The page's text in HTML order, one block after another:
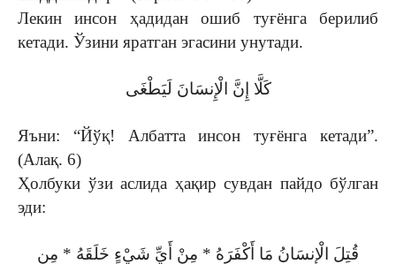
Лекин инсон ҳадидан ошиб туғёнга берилиб
кетади. Ўзини яратган эгасини унутади.
كَلَّا إِنَّ الْإِنسَانَ لَيَطْغَى
Яъни: “Йўқ! Албатта инсон туғёнга кетади”.
(Алақ. 6)
Ҳолбуки ўзи аслида ҳақир сувдан пайдо бўлган
эди:
قُتِلَ الْإِنسَانُ مَا أَكْفَرَهُ * مِنْ أَيِّ شَيْءٍ خَلَقَهُ * مِن